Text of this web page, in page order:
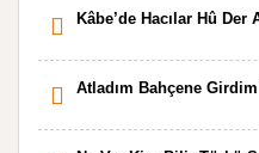
Kâbe’de Hacılar Hû
Atladım Bahçene